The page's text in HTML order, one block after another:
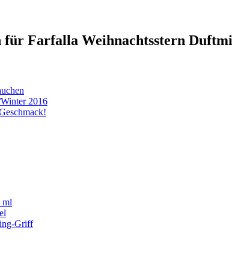
Farfalla Weihnachtsstern
2016
ml
Griff